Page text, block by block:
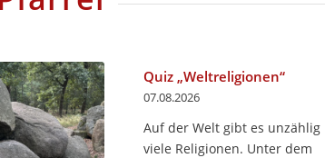
Quiz „Weltreligionen“
07.08.2026
Auf der Welt gibt es unzählig
viele Religionen. Unter dem